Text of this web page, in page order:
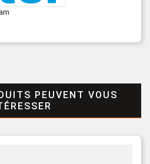
PEUVENT VOUS